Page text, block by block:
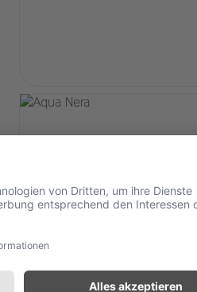
der Aqua Nera